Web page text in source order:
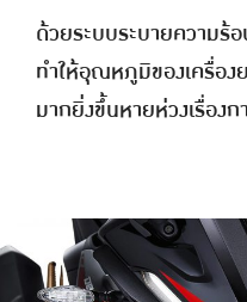
ด้วยระบบระบายความร้
ทำให้อุณหภูมิของเครื่อ
มากยิ่งขึ้นหายห่วงเรื่อง